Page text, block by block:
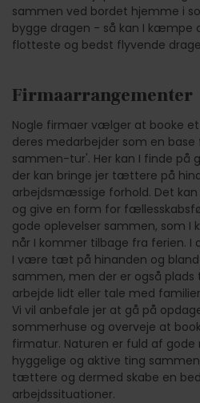
sammen ved bordet hjemme i
bygge dragen - så kan I kæmpe
flotteste og bedst flyvende
Firmaarrangementer
Nogle firmaer vælger at booke
deres medarbejder som en
sammen-tur'. Her kan I finde på
der kan bringe jer tættere på
arbejdsmæssige forhold. Det
og give en form for
gode oplevelser sammen, som I
når I kommer tilbage fra ferien. I
I være tæt på hinanden og
sammen, men der er også
arbejde lidt eller tale med
Vi vil anbefale jer at gå på
sommerhuse og overveje at
firmatur. Naturen er fuld af
hyggelige og aktive ting
tættere og dermed skabe en
arbejdssituationer.